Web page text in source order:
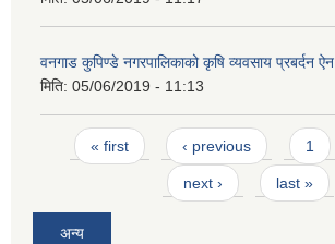
वनगाड कुपिण्डे नगरपालिकाको कृषि व्यवसाय प्रबर्दन ऐन
मिति: 05/06/2019 - 11:13
Pages
« first ‹ previous 1
next › last »
अन्य